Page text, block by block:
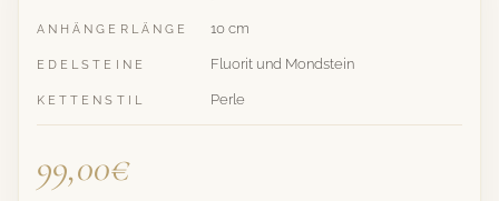
ANHÄNGERLÄNGE 10 cm
EDELSTEINE Fluorit und Mondstein
KETTENSTIL Perle
99,00€